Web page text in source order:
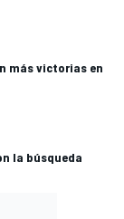
más victorias en
la búsqueda